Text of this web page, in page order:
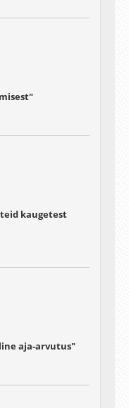
kaugetest
aja-arvutus"